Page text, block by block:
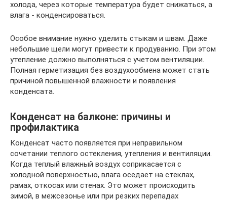
холода, через которые температура будет снижаться, а
влага - конденсироваться.
Особое внимание нужно уделить стыкам и швам. Даже
небольшие щели могут привести к продуванию. При этом
утепление должно выполняться с учетом вентиляции.
Полная герметизация без воздухообмена может стать
причиной повышенной влажности и появления
конденсата.
Конденсат на балконе: причины и
профилактика
Конденсат часто появляется при неправильном
сочетании теплого остекления, утепления и вентиляции.
Когда теплый влажный воздух соприкасается с
холодной поверхностью, влага оседает на стеклах,
рамах, откосах или стенах. Это может происходить
зимой, в межсезонье или при резких перепадах